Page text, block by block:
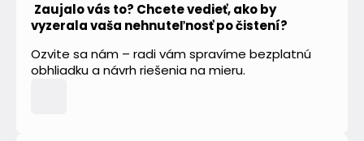
Zaujalo vás to? Chcete vedieť, ako by
vyzerala vaša nehnuteľnosť po čistení?
Ozvite sa nám – radi vám spravíme bezplatnú
obhliadku a návrh riešenia na mieru.